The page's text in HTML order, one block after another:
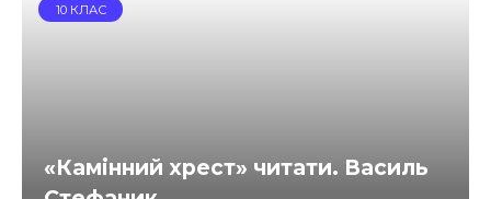
10 КЛАС
«Камінний хрест» читати. Василь